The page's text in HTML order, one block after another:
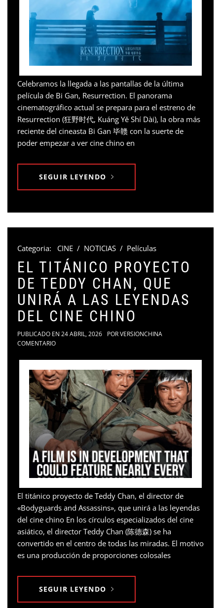
Celebramos la llegada a las pantallas de la última
película de Bi Gan, Resurrection. El panorama
cinematográfico actual se prepara para el estreno de
Resurrection (狂野时代, Kuáng Yě Shí Dài), la obra más
reciente del cineasta Bi Gan 毕赣 con la suerte de
poder empezar a ver cine chino en
SEGUIR LEYENDO
Categoria: CINE / NOTICIAS / Películas
EL TITÁNICO PROYECTO
DE TEDDY CHAN, QUE
UNIRÁ A LAS LEYENDAS
DEL CINE CHINO
PUBLICADO EN 24 ABRIL, 2026 PORVERSIONCHINA
COMENTARIO
El titánico proyecto de Teddy Chan, el director de
«Bodyguards and Assassins», que unirá a las leyendas
del cine chino En los círculos especializados del cine
asiático, el director Teddy Chan (陈德森) se ha
convertido en el centro de todas las miradas. El motivo
es una producción de proporciones colosales
SEGUIR LEYENDO